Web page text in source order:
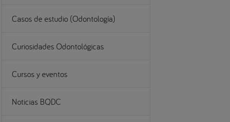
Casos de estudio (Odontología)
Curiosidades Odontológicas
Cursos y eventos
Noticias BQDC